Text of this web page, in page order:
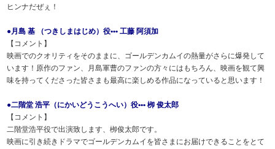
ヒンナだぜぇ！
●月島 基 （つきしまはじめ）役••• 工藤 阿須加
【コメント】
映画でのクオリティをそのままに、ゴールデンカムイの熱量がさらに爆発して
います！原作のファン、月島軍曹のファンの方々にはもちろん、映画を観て興
味を持ってくださった皆さまも最高に楽しめる作品になっていると思います！
●二階堂 浩平（にかいどうこうへい）役••• 栁 俊太郎
【コメント】
二階堂浩平役で出演致します、栁俊太郎です。
映画に引き続きドラマでゴールデンカムイを皆さまにお届けできることをとて